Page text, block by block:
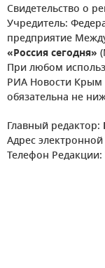
Свидетельство о
Учредитель:
предприятие
«Россия сегодня»
При любом
РИА Новости Крым
обязательна не
Главный редактор:
Адрес
Телефон Редакции: